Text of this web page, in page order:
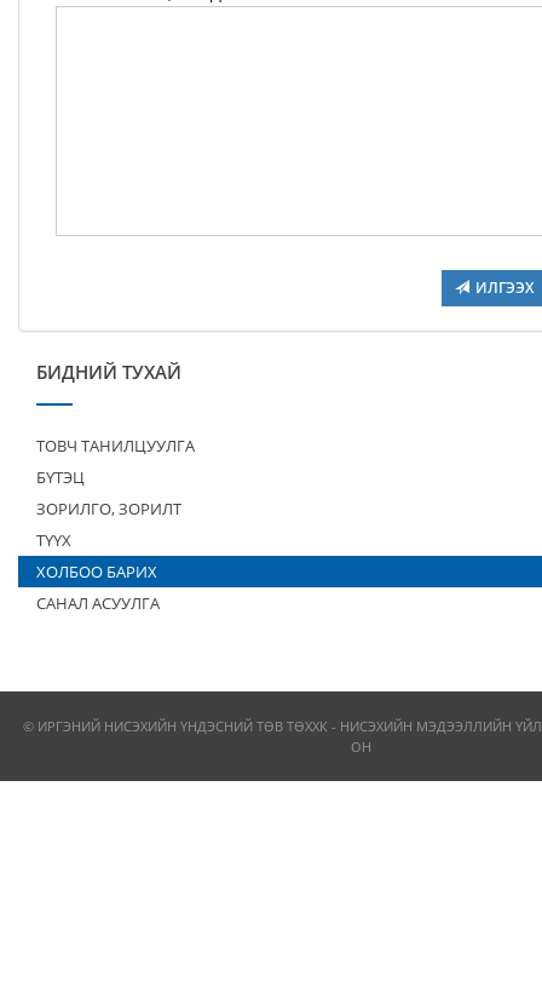
ИЛГЭЭХ
БИДНИЙ ТУХАЙ
ТОВЧ ТАНИЛЦУУЛГА
БҮТЭЦ
ЗОРИЛГО, ЗОРИЛТ
ТҮҮХ
ХОЛБОО БАРИХ
САНАЛ АСУУЛГА
© ИРГЭНИЙ НИСЭХИЙН ҮНДЭСНИЙ ТӨВ ТӨХХК - НИСЭХИЙН МЭДЭЭЛЛИЙН
ОН